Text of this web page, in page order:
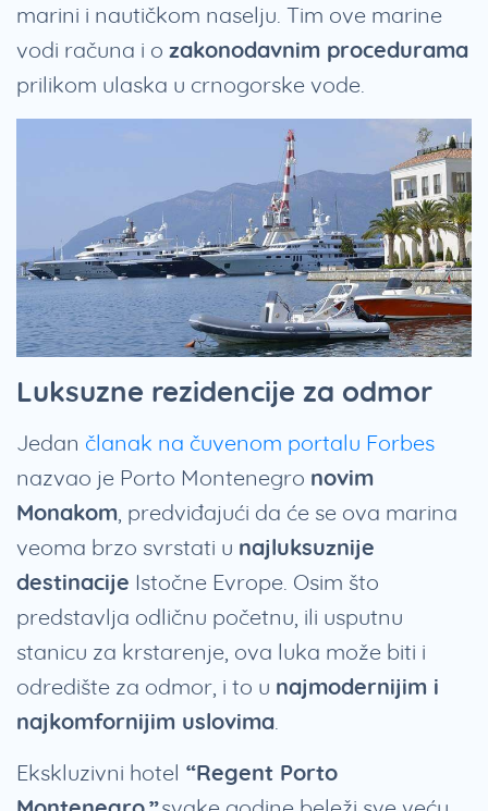
marini i nautičkom naselju. Tim ove marine
vodi računa i o zakonodavnim procedurama
prilikom ulaska u crnogorske vode.
Luksuzne rezidencije za odmor
Jedan članak na čuvenom portalu Forbes
nazvao je Porto Montenegro novim
Monakom, predviđajući da će se ova marina
veoma brzo svrstati u najluksuznije
destinacije Istočne Evrope. Osim što
predstavlja odličnu početnu, ili usputnu
stanicu za krstarenje, ova luka može biti i
odredište za odmor, i to u najmodernijim i
najkomfornijim uslovima.
Ekskluzivni hotel “Regent Porto